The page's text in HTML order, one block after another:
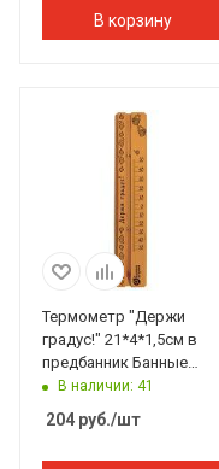
В корзину
Термометр "Держи
градус!" 21*4*1,5см в
предбанник Банные
штучки
В наличии: 41
204 руб./шт